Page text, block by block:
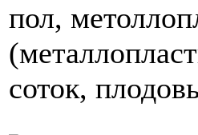
пол,
соток,